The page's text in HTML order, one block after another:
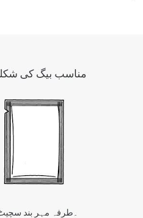
مناسب بیگ کی
4 ۔طرفہ مہر بند